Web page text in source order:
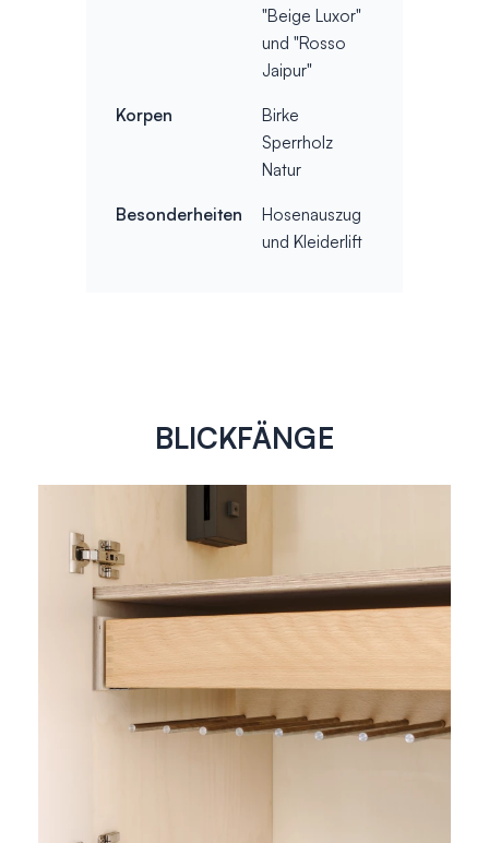
"Beige Luxor"
und "Rosso
Jaipur"
Korpen
Birke
Sperrholz
Natur
Besonderheiten
Hosenauszug
und Kleiderlift
BLICKFÄNGE